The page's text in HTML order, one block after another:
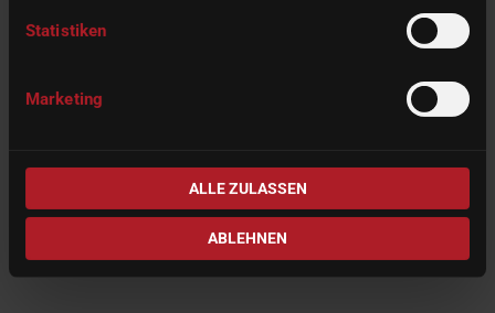
Statistiken
Marketing
ALLE ZULASSEN
ABLEHNEN
RELATED LINKS